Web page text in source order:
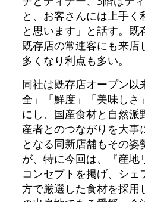
と、お客さんには上手く
と思います」と話す。既
既存店の常連客にも来店
多くなり利点も多い。
同社は既存店オープン以
全」「鮮度」「美味しさ
にし、国産食材と自然派
産者とのつながりを大事
となる同新店舗もその姿
が、特に今回は、『産地
コンセプトを掲げ、シェ
方で厳選した食材を採用